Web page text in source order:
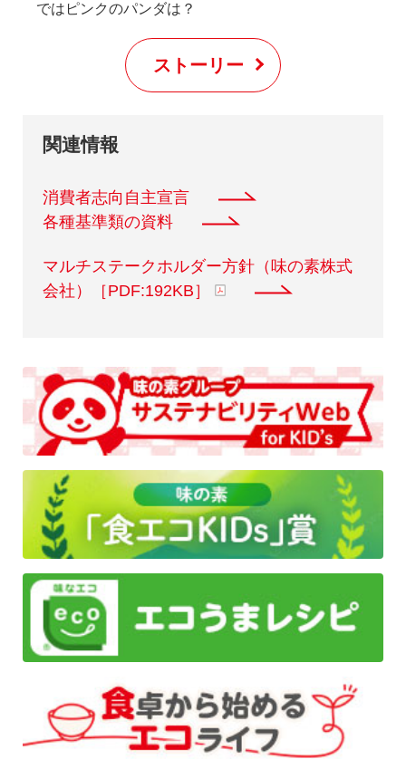
ではピンクのパンダは？
ストーリー
関連情報
消費者志向自主宣言
各種基準類の資料
マルチステークホルダー方針（味の素株式
会社）［PDF:192KB］